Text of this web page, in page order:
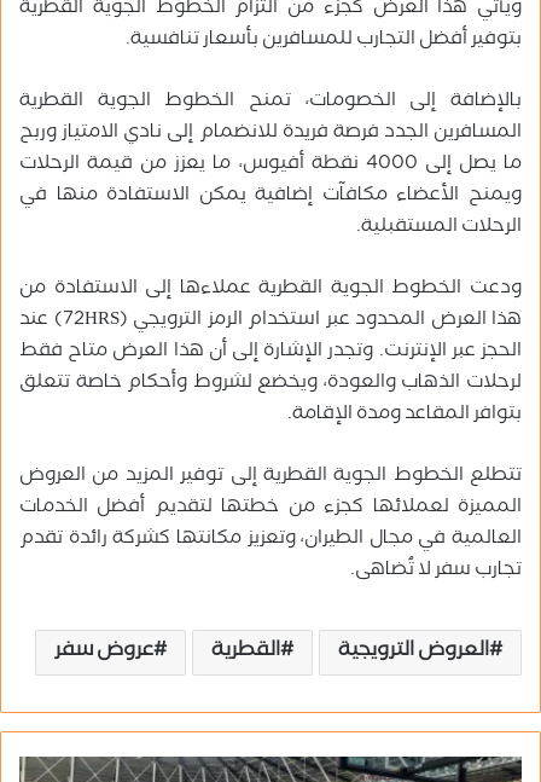
ويأتي هذا العرض كجزء من التزام الخطوط الجوية القطرية
بتوفير أفضل التجارب للمسافرين بأسعار تنافسية.
بالإضافة إلى الخصومات، تمنح الخطوط الجوية القطرية
المسافرين الجدد فرصة فريدة للانضمام إلى نادي الامتياز وربح
ما يصل إلى 4000 نقطة أفيوس، ما يعزز من قيمة الرحلات
ويمنح الأعضاء مكافآت إضافية يمكن الاستفادة منها في
الرحلات المستقبلية.
ودعت الخطوط الجوية القطرية عملاءها إلى الاستفادة من
هذا العرض المحدود عبر استخدام الرمز الترويجي (72HRS) عند
الحجز عبر الإنترنت. وتجدر الإشارة إلى أن هذا العرض متاح فقط
لرحلات الذهاب والعودة، ويخضع لشروط وأحكام خاصة تتعلق
بتوافر المقاعد ومدة الإقامة.
تتطلع الخطوط الجوية القطرية إلى توفير المزيد من العروض
المميزة لعملائها كجزء من خطتها لتقديم أفضل الخدمات
العالمية في مجال الطيران، وتعزيز مكانتها كشركة رائدة تقدم
تجارب سفر لا تُضاهى.
العروض الترويجية القطرية عروض سفر